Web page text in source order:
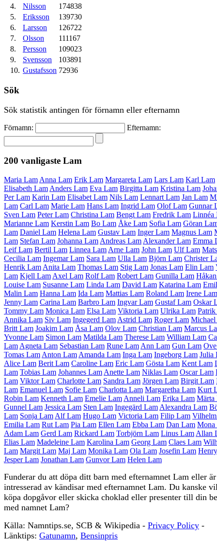
4.
Nilsson
174838
5.
Eriksson
139730
6.
Larsson
126722
7.
Olsson
111167
8.
Persson
109023
9.
Svensson
103891
10. Gustafsson 72936
Sök
Sök statistik antingen för förnamn eller efternamn
Förnamn: Efternamn:
200 vanligaste Lam
Maria Lam Anna Lam Erik Lam Margareta Lam Lars Lam Karl Lam
Elisabeth Lam Anders Lam Eva Lam Birgitta Lam Kristina Lam
Per Lam Karin Lam Elisabet Lam Nils Lam Lennart Lam Jan Lam
Lam Carl Lam Marie Lam Hans Lam Ingrid Lam Olof Lam Gunnar
Sven Lam Peter Lam Christina Lam Bengt Lam Fredrik Lam Linnéa
Marianne Lam Kerstin Lam Bo Lam Åke Lam Sofia Lam Göran
Lam Daniel Lam Helena Lam Gustav Lam Inger Lam Magnus Lam
Lam Stefan Lam Johanna Lam Andreas Lam Alexander Lam Emma
Leif Lam Bertil Lam Linnea Lam Arne Lam John Lam Ulf Lam
Cecilia Lam Ingemar Lam Sara Lam Ulla Lam Björn Lam Christer
Henrik Lam Anita Lam Thomas Lam Stig Lam Jonas Lam Elin Lam
Lam Kjell Lam Axel Lam Rolf Lam Robert Lam Gunilla Lam
Louise Lam Susanne Lam Linda Lam David Lam Katarina Lam
Malin Lam Hanna Lam Ida Lam Mattias Lam Roland Lam Irene Lam
Jenny Lam Carina Lam Barbro Lam Ingvar Lam Gustaf Lam Oskar
Tommy Lam Monica Lam Elsa Lam Viktoria Lam Ulrika Lam
Annika Lam Siv Lam Ingegerd Lam Astrid Lam Roger Lam
Britt Lam Joakim Lam Åsa Lam Olov Lam Christian Lam Marcus
Yvonne Lam Simon Lam Matilda Lam Therese Lam William Lam
Lam Agneta Lam Sebastian Lam Rune Lam Ann Lam Gun Lam
Tomas Lam Anton Lam Amanda Lam Inga Lam Ingeborg Lam Julia
Alice Lam Berit Lam Caroline Lam Eric Lam Gösta Lam Kent Lam
Lam Tobias Lam Johannes Lam Anette Lam Niklas Lam Oscar Lam
Lam Viktor Lam Charlotte Lam Sandra Lam Jörgen Lam Birgit Lam
Lam Emanuel Lam Sofie Lam Charlotta Lam Margaretha Lam Kurt
Robin Lam Kenneth Lam Emelie Lam Anneli Lam Erika Lam Märta
Gunnel Lam Jessica Lam Sten Lam Ingegärd Lam Alexandra Lam
Lam Sonja Lam Alf Lam Hugo Lam Victoria Lam Filip Lam
Emilia Lam Rut Lam Pia Lam Ellen Lam Ebba Lam Dan Lam Mona
Adam Lam Gerd Lam Rickard Lam Torbjörn Lam Linus Lam Allan
Elias Lam Madeleine Lam Karolina Lam Georg Lam Claes Lam
Lam Margit Lam Maj Lam Monika Lam Ola Lam Josefin Lam
Jesper Lam Jonathan Lam Gunvor Lam Helen Lam
Funderar du att döpa ditt barn med efternamnet Lam eller
intresserad av kändisar med efternamnet Lam. Du kanske
köpa dopgåvor eller skicka choklad eller presenter till din
med namnet Lam?
Källa: Namntips.se, SCB & Wikipedia - Privacy Policy -
Länktips: Gatunamn, Bensinpris